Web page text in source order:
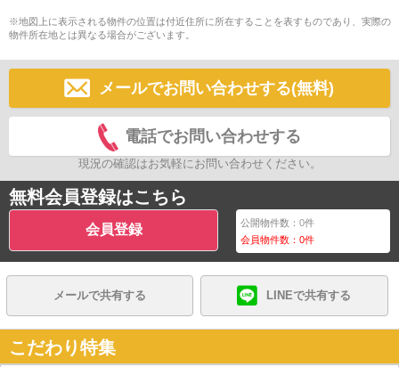
※地図上に表示される物件の位置は付近住所に所在することを表すものであり、実際の
物件所在地とは異なる場合がございます。
メールでお問い合わせする(無料)
電話でお問い合わせする
現況の確認はお気軽にお問い合わせください。
無料会員登録はこちら
会員登録 公開物件数：0件
会員物件数：0件
メールで共有する LINEで共有する
こだわり特集